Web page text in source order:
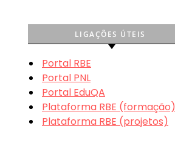
LIGAÇÕES ÚTEIS
Portal RBE
Portal PNL
Portal EduQA
Plataforma RBE (formação)
Plataforma RBE (projetos)